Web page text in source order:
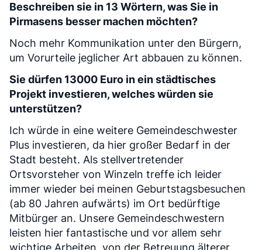
Beschreiben sie in 13 Wörtern, was Sie in
Pirmasens besser machen möchten?
Noch mehr Kommunikation unter den Bürgern,
um Vorurteile jeglicher Art abbauen zu können.
Sie dürfen 13000 Euro in ein städtisches
Projekt investieren, welches würden sie
unterstützen?
Ich würde in eine weitere Gemeindeschwester
Plus investieren, da hier großer Bedarf in der
Stadt besteht. Als stellvertretender
Ortsvorsteher von Winzeln treffe ich leider
immer wieder bei meinen Geburtstagsbesuchen
(ab 80 Jahren aufwärts) im Ort bedürftige
Mitbürger an. Unsere Gemeindeschwestern
leisten hier fantastische und vor allem sehr